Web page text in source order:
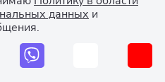
данных и